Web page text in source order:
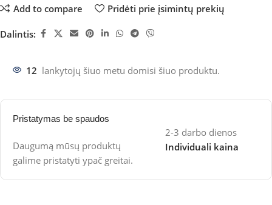
Add to compare Pridėti prie įsimintų prekių
Dalintis:
12 lankytojų šiuo metu domisi šiuo produktu.
Pristatymas be spaudos
Daugumą mūsų produktų
galime pristatyti ypač greitai.
2-3 darbo dienos
Individuali kaina